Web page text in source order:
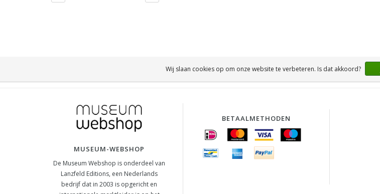
MUSEUM-WEBSHOP
De Museum Webshop is onderdeel van
Lanzfeld Editions, een Nederlands
bedrijf dat in 2003 is opgericht en
BETAALMETHODEN
Wij slaan cookies op om onze website te verbeteren. Is dat akkoord?